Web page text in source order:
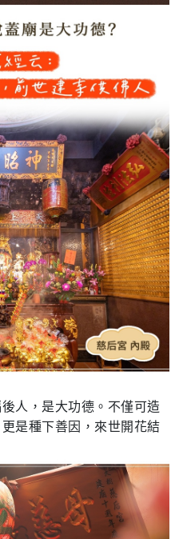
人，是大功德。不僅可造
是種下善因，來世開花結